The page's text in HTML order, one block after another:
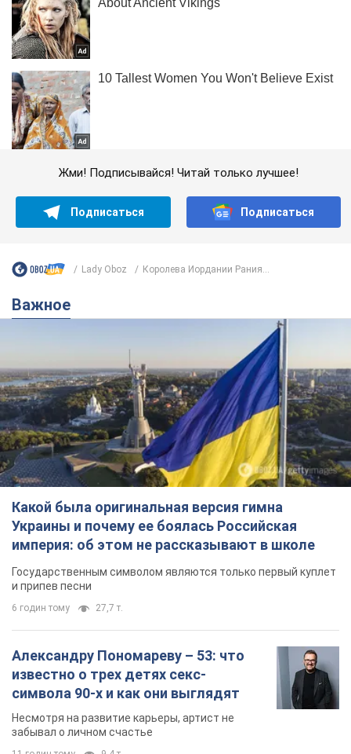
Жми! Подписывайся! Читай только лучшее!
Подписаться Подписаться
Lady Oboz Королева Иордании Рания...
Важное
Какой была оригинальная версия гимна
Украины и почему ее боялась Российская
империя: об этом не рассказывают в школе
Государственным символом являются только первый куплет
и припев песни
6 годин тому 27,7 т.
Александру Пономареву – 53: что
известно о трех детях секс-
символа 90-х и как они выглядят
Несмотря на развитие карьеры, артист не
забывал о личном счастье